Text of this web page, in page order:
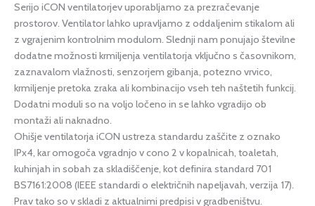
Serijo iCON ventilatorjev uporabljamo za prezračevanje
prostorov. Ventilator lahko upravljamo z oddaljenim stikalom ali
z vgrajenim kontrolnim modulom. Slednji nam ponujajo številne
dodatne možnosti krmiljenja ventilatorja vključno s časovnikom,
zaznavalom vlažnosti, senzorjem gibanja, potezno vrvico,
krmiljenje pretoka zraka ali kombinacijo vseh teh naštetih funkcij.
Dodatni moduli so na voljo ločeno in se lahko vgradijo ob
montaži ali naknadno.
Ohišje ventilatorja iCON ustreza standardu zaščite z oznako
IPx4, kar omogoča vgradnjo v cono 2 v kopalnicah, toaletah,
kuhinjah in sobah za skladiščenje, kot definira standard 701
BS7161:2008 (IEEE standardi o električnih napeljavah, verzija 17).
Prav tako so v skladi z aktualnimi predpisi v gradbeništvu.